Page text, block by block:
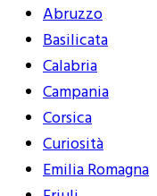
Abruzzo
Basilicata
Calabria
Campania
Corsica
Curiosità
Emilia Romagna